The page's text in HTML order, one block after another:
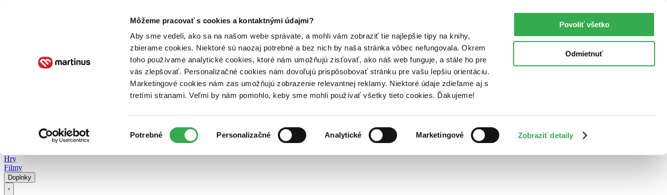
Môžeme pracovať s cookies a kontaktnými údajmi?
Aby sme vedeli, ako sa na našom webe správate, a mohli vám zobraziť tie najlepšie tipy na knihy,
zbierame cookies. Niektoré sú naozaj potrebné a bez nich by naša stránka vôbec nefungovala. Okrem
toho používame analytické cookies, ktoré nám umožňujú zisťovať, ako náš web funguje, a stále ho pre
vás zlepšovať. Personalizačné cookies nám dovoľujú prispôsobovať stránku pre vašu lepšiu orientáciu.
Marketingové cookies nám zas umožňujú zobrazenie relevantnej reklamy. Niektoré údaje zdieľame aj s
tretími stranami. Veľmi by nám pomohlo, keby sme mohli používať všetky tieto cookies. Ďakujeme!
súhlasu
Potrebné Personalizačné Analytické Marketingové Zobraziť detaily
Povoliť všetko
Odmietnuť
Poukážky Kontakt
Hry
Filmy
Doplnky